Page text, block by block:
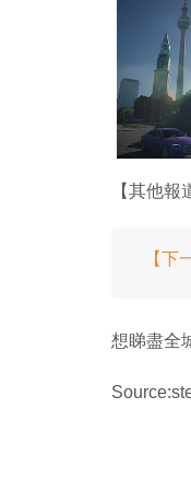
【其他
【下
想睇盡全